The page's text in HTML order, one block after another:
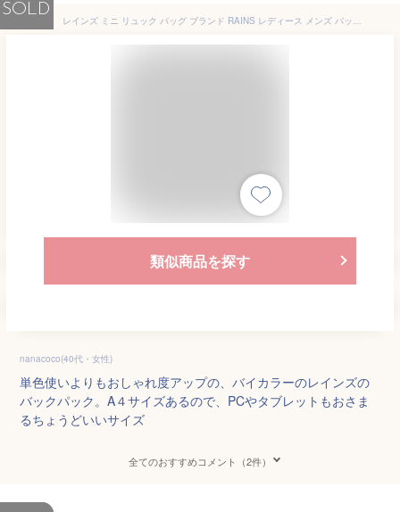
SOLD
レインズ ミニ リュック バッグ ブランド RAINS レディース メンズ バックパック バックパックミニ リュックサック おしゃれ 防水 撥水 a4 通勤 通学 ビジネス カジュアル ブラック 黒 ブルー 青 グリーン 緑 鞄 かばん BACKPACKMINI 2022 冬 春 春夏
類似商品を探す
nanacoco(40代・女性)
単色使いよりもおしゃれ度アップの、バイカラーのレインズの
バックパック。A４サイズあるので、PCやタブレットもおさま
るちょうどいいサイズ
全てのおすすめコメント（2件）